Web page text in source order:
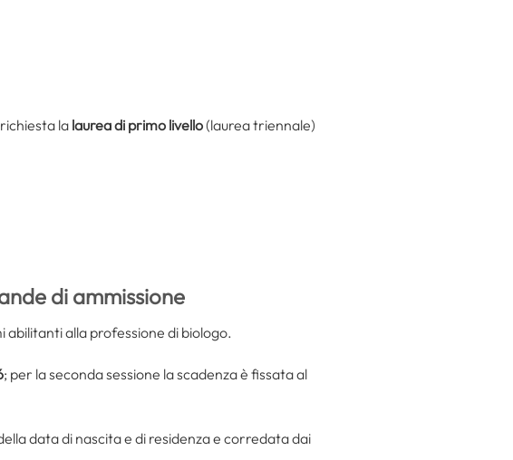
lalaurea di primo livello(laurea triennale)
di ammissione
abilitanti alla professione di biologo.
; per la seconda sessione la scadenza è fissata al
data di nascita e di residenza e corredata dai